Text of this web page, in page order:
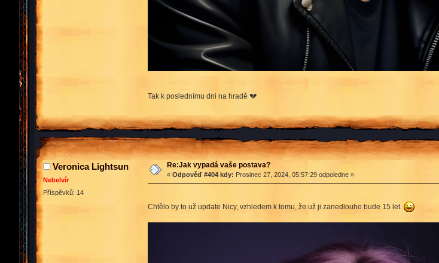
Tak k poslednímu dni na hradě 💔
Veronica Lightsun
Nebelvír
Příspěvků: 14
Re:Jak vypadá vaše postava?
« Odpověď #404 kdy: Prosinec 27, 2024, 05:57:29 odpoledne »
Chtělo by to už update Nicy, vzhledem k tomu, že už ji zanedlouho bude 15 let.